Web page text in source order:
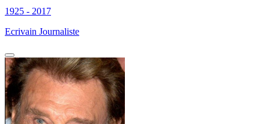
1925 - 2017
Ecrivain Journaliste